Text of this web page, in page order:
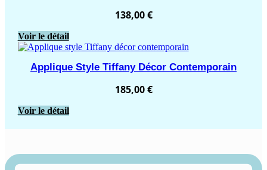
138,00€
Voir le détail
Applique Style Tiffany Décor Contemporain
185,00€
Voir le détail